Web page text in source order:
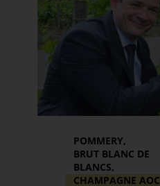
POMMERY,
BRUT BLANC DE
BLANCS,
CHAMPAGNE AOC